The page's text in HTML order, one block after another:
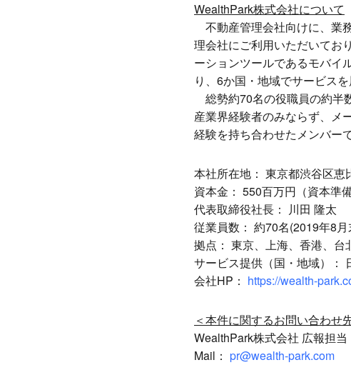
WealthPark株式会社について
不動産管理会社向けに、業
理会社にご利用いただいてお
ーションツールであるモバイ
り、6か国・地域でサービスを
総勢約70名の役職員の約半
産業界経験者のみならず、メ
経験を持ち合わせたメンバー
本社所在地： 東京都渋谷区
資本金： 550百万円（資本準
代表取締役社長： 川田 隆太
従業員数： 約70名(2019年8月
拠点： 東京、上海、香港、台
サービス提供（国・地域）：
会社HP： https://wealth-
＜本件に関するお問い合わせ
WealthPark株式会社 広報担当
Mail： pr@wealth-park.com